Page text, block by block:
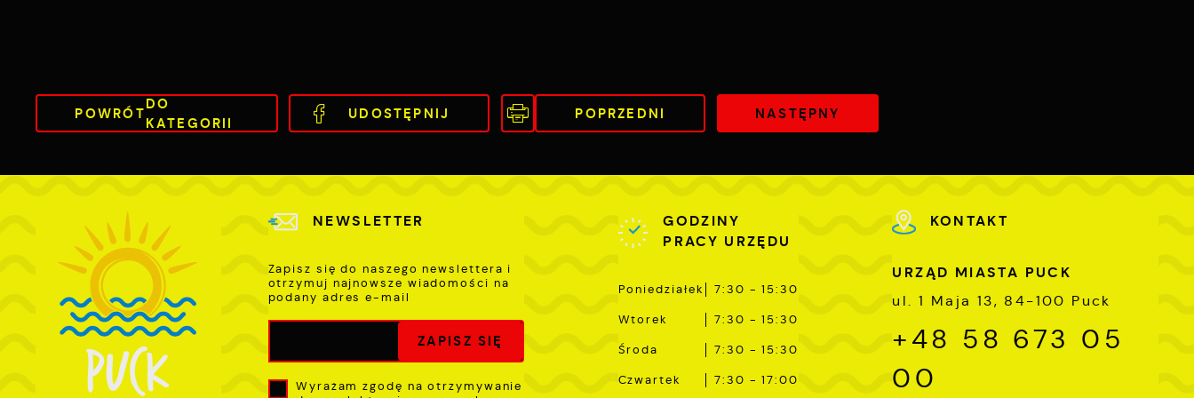
POWRÓT
DO
KATEGORII
UDOSTĘPNIJ POPRZEDNI NASTĘPNY
NEWSLETTER
Zapisz się do naszego newslettera i
otrzymuj najnowsze wiadomości na
podany adres e-mail
Wyrażam zgodę na otrzymywanie
GODZINY
PRACY URZĘDU
Poniedziałek 7:30 - 15:30
Wtorek 7:30 - 15:30
Środa 7:30 - 15:30
Czwartek 7:30 - 17:00
KONTAKT
URZĄD MIASTA PUCK
ul. 1 Maja 13, 84-100 Puck
+48 58 673 05
00